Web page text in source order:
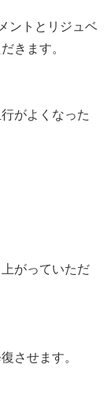
ントとリジュベ
きます。
がよくなった
がっていただ
させます。